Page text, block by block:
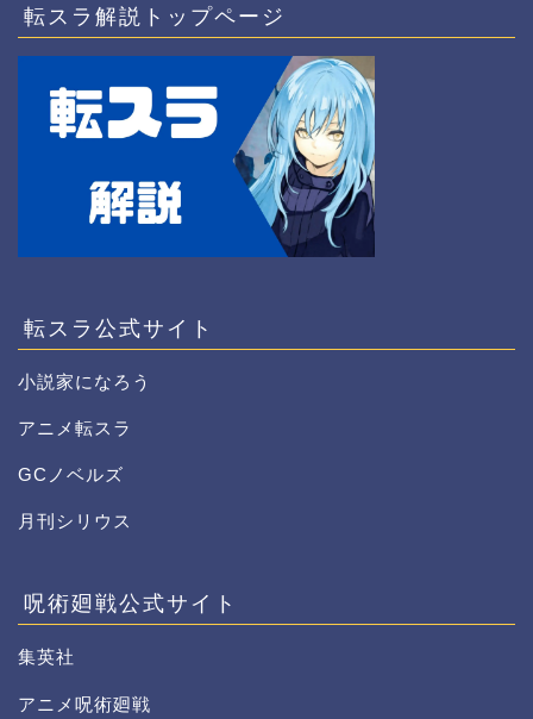
転スラ解説トップページ
転スラ公式サイト
小説家になろう
アニメ転スラ
GCノベルズ
月刊シリウス
呪術廻戦公式サイト
集英社
アニメ呪術廻戦